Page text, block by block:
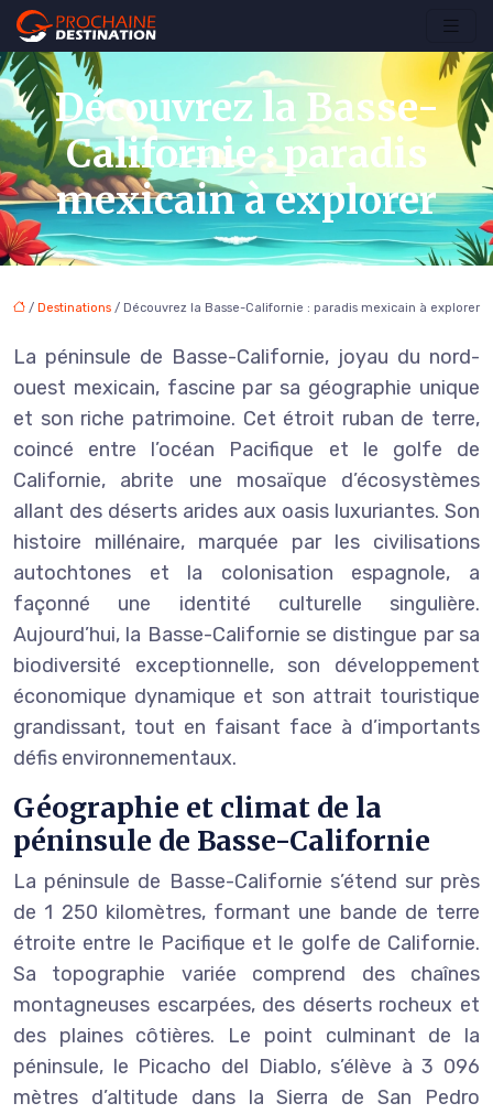
Découvrez la Basse-
Californie : paradis
mexicain à explorer
/ Destinations / Découvrez la Basse-Californie : paradis mexicain à explorer
La péninsule de Basse-Californie, joyau du nord-
ouest mexicain, fascine par sa géographie unique
et son riche patrimoine. Cet étroit ruban de terre,
coincé entre l’océan Pacifique et le golfe de
Californie, abrite une mosaïque d’écosystèmes
allant des déserts arides aux oasis luxuriantes. Son
histoire millénaire, marquée par les civilisations
autochtones et la colonisation espagnole, a
façonné une identité culturelle singulière.
Aujourd’hui, la Basse-Californie se distingue par sa
biodiversité exceptionnelle, son développement
économique dynamique et son attrait touristique
grandissant, tout en faisant face à d’importants
défis environnementaux.
Géographie et climat de la
péninsule de Basse-Californie
La péninsule de Basse-Californie s’étend sur près
de 1 250 kilomètres, formant une bande de terre
étroite entre le Pacifique et le golfe de Californie.
Sa topographie variée comprend des chaînes
montagneuses escarpées, des déserts rocheux et
des plaines côtières. Le point culminant de la
péninsule, le Picacho del Diablo, s’élève à 3 096
mètres d’altitude dans la Sierra de San Pedro